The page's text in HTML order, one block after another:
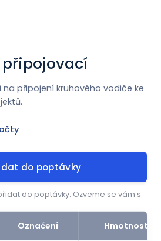
ENGLISH
připojovací
na připojení kruhového vodiče ke
do poptávky
do poptávky. Ozveme se vám s
Označení Hmotnost